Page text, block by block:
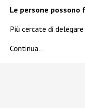
Le persone
Più cercate di
Continua…